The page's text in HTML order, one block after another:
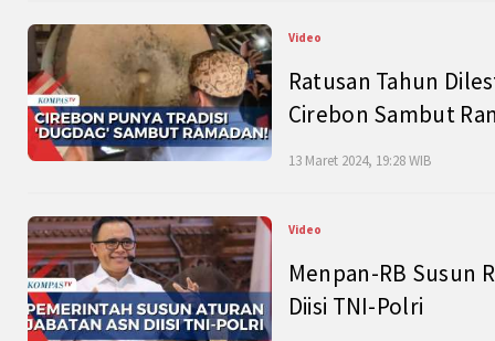
Video
Ratusan Tahun
Cirebon Sambut
13 Maret 2024, 19:28 WIB
Video
Menpan-RB Susun
Diisi TNI-Polri